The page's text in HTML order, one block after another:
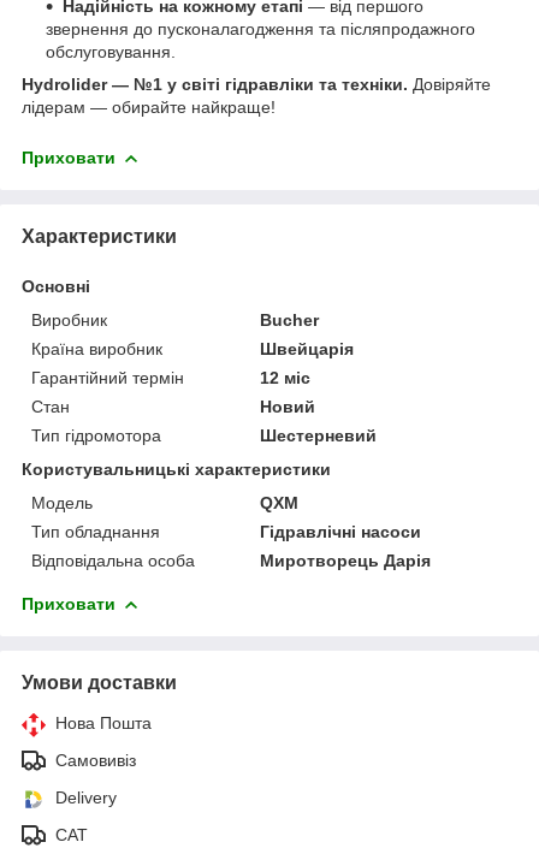
Надійність на кожному етапі — від першого
звернення до пусконалагодження та післяпродажного
обслуговування.
Hydrolider — №1 у світі гідравліки та техніки. Довіряйте
лідерам — обирайте найкраще!
Приховати
Характеристики
Основні
Виробник
Bucher
Країна виробник
Швейцарія
Гарантійний термін
12 міс
Стан
Новий
Тип гідромотора
Шестерневий
Користувальницькі характеристики
Мoдель
QXM
Тип обладнання
Гідравлічні насоси
Відповідальна особа
Миротворець Дарія
Приховати
Умови доставки
Нова Пошта
Самовивіз
Delivery
САТ